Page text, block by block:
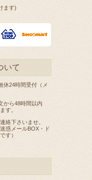
ます)
いて
休24時間受付（メ
から48時間以内
す。
絡下さいませ。
惑メールBOX・ド
す）